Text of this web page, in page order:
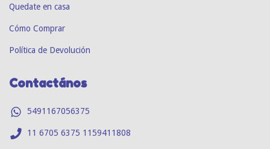
Quedate en casa
Cómo Comprar
Política de Devolución
Contactános
5491167056375
11 6705 6375 1159411808